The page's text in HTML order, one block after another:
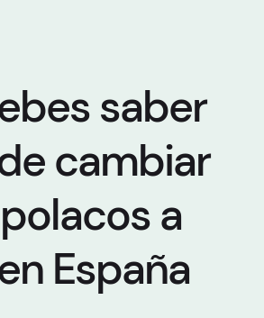
saber
cambiar
a
España